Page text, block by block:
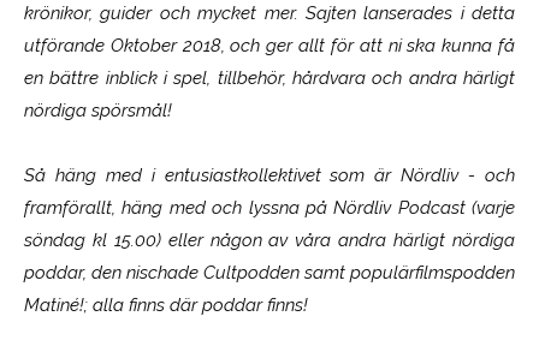
krönikor, guider och mycket mer. Sajten lanserades i detta
utförande Oktober 2018, och ger allt för att ni ska kunna få
en bättre inblick i spel, tillbehör, hårdvara och andra härligt
nördiga spörsmål!
Så häng med i entusiastkollektivet som ärNördliv- och
framförallt, häng med och lyssna på Nördliv Podcast (varje
söndag kl 15.00) eller någon av våra andra härligt nördiga
poddar, den nischade Cultpodden samt populärfilmspodden
Matiné!; alla finns där poddar finns!